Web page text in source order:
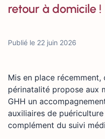
retour à domicile !
Publié le 22 juin 2026
Mis en place
périnatalité propose aux
GHH un
auxiliaires de
complément du suivi